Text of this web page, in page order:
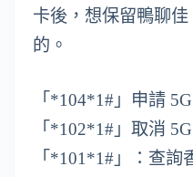
卡後，想保留鴨聊
的。
「*104*1#」申請
「*102*1#」取消
「*101*1#」：查詢